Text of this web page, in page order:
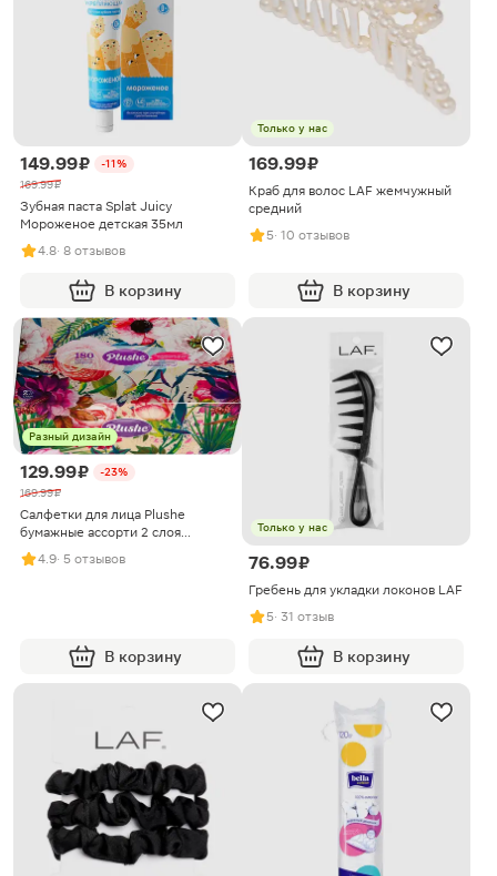
149.99 ₽
-11%
169.99 ₽
Зубная паста Splat Juicy
Мороженое детская 35мл
4.8· 8 отзывов
В корзину
Только у нас
169.99 ₽
Краб для волос LAF жемчужный
средний
5· 10 отзывов
В корзину
Разный дизайн
129.99 ₽
-23%
169.99 ₽
Салфетки для лица Plushe
бумажные ассорти 2 слоя
21*12*8см 180л в ассортименте
4.9· 5 отзывов
В корзину
Только у нас
76.99 ₽
Гребень для укладки локонов LAF
5· 31 отзыв
В корзину